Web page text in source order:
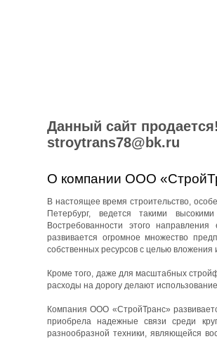
Данный сайт
stroytrans78@bk.ru
О компании ООО
В настоящее время строительство,
Петербург, ведется такими
Востребованности этого
развивается огромное множество
собственных ресурсов с целью вложения
Кроме того, даже для масштабных
расходы на дорогу делают
Компания ООО «СтройТранс»
приобрела надежные связи среди
разнообразной техники, являющейся